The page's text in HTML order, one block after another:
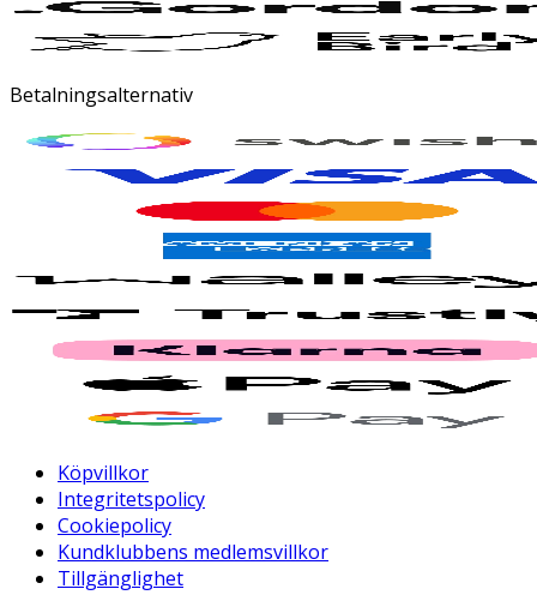
Betalningsalternativ
Köpvillkor
Integritetspolicy
Cookiepolicy
Kundklubbens medlemsvillkor
Tillgänglighet